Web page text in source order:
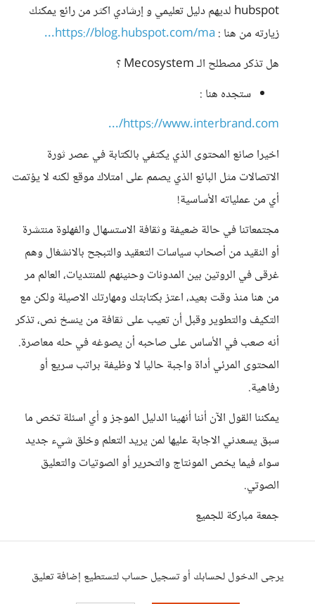
hubspot لديهم دليل تعليمي و إرشادي اكثر من رائع يمكنك
زيارته من هنا : https://blog.hubspot.com/ma...
هل تذكر مصطلح الـ Mecosystem ؟
ستجده هنا :
https://www.interbrand.com/...
اخيرا صانع المحتوى الذي يكتفي بالكتابة في عصر ثورة
الاتصالات مثل البائع الذي يصمم على امتلاك موقع لكنه لا يؤتمت
أي من عملياته الأساسية!
مجتمعاتنا في حالة ضعيفة وثقافة الاستسهال والفهلوة منتشرة
أو النقيد من أصحاب سياسات التعقيد والتبجح بالانشغال وهم
غرقى في الروتين بين المدونات وحنينهم للمنتديات، العالم مر
من هنا منذ وقت بعيد، اعتز بكتابتك ومهارتك الاصيلة ولكن مع
التكيف والتطوير وقبل أن تعيب على ثقافة من ينسخ نص، تذكر
أنه صعب في الأساس على صاحبه أن يصوغه في حله معاصرة.
المحتوى المرئي أداة واجبة حاليا لا وظيفة براتب سريع أو
رفاهية.
يمكننا القول الآن أننا أنهينا الدليل الموجز و أي اسئلة تخص ما
سبق يسعدني الاجابة عليها لمن يريد التعلم وخلق شيء جديد
سواء فيما يخص المونتاج والتحرير أو الصوتيات والتعليق
الصوتي.
جمعة مباركة للجميع
يرجى الدخول لحسابك أو تسجيل حساب لتستطيع إضافة تعليق